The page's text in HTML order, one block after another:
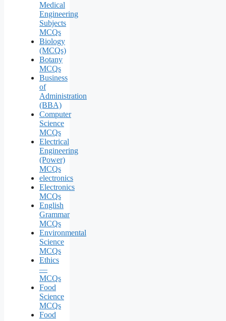
Medical
Engineering
Subjects
MCQs
Biology
(MCQs)
Botany
MCQs
Business
of
Administration
(BBA)
Computer
Science
MCQs
Electrical
Engineering
(Power)
MCQs
electronics
Electronics
MCQs
English
Grammar
MCQs
Environmental
Science
MCQs
Ethics
—
MCQs
Food
Science
MCQs
Food